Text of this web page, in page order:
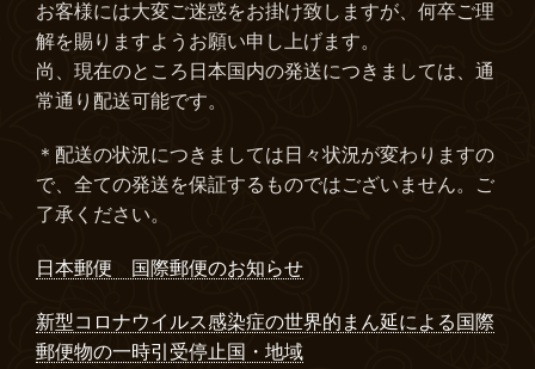
お客様には大変ご迷惑をお掛け致しますが、何卒ご理
解を賜りますようお願い申し上げます。
尚、現在のところ日本国内の発送につきましては、通
常通り配送可能です。
＊配送の状況につきましては日々状況が変わりますの
で、全ての発送を保証するものではございません。ご
了承ください。
日本郵便 国際郵便のお知らせ
新型コロナウイルス感染症の世界的まん延による国際
郵便物の一時引受停止国・地域